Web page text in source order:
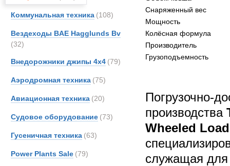
Коммунальная техника (108)
Вездеходы BAE Hagglunds Bv
(32)
Внедорожники джипы 4х4 (79)
Аэродромная техника (75)
Авиационная техника (20)
Судовое оборудование (73)
Гусеничная техника (63)
Power Plants Sale (79)
Снаряженный вес
Мощность
Колёсная формула
Производитель
Грузоподъемность
Погрузочно-
производства
Wheeled
служащая для